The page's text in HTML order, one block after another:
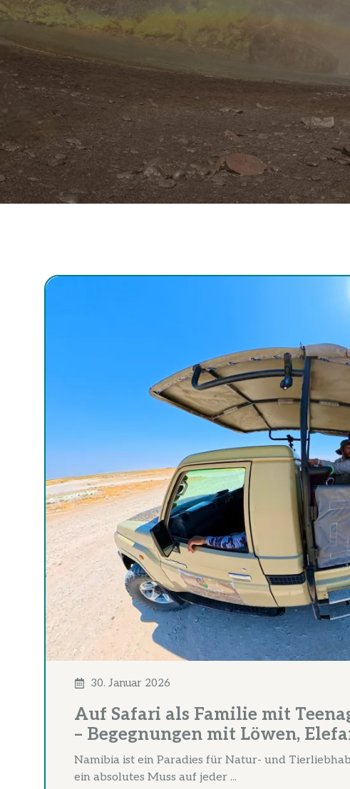
30. Januar 2026
Auf Safari als Familie mit
– Begegnungen mit Löwen,
Namibia ist ein Paradies für Natur- und
ein absolutes Muss auf jeder ...